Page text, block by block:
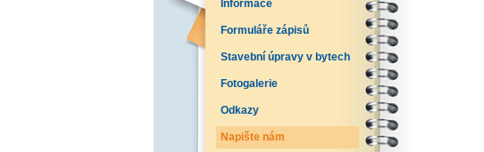
Informace
Formuláře zápisů
Stavební úpravy v bytech
Fotogalerie
Odkazy
Napište nám